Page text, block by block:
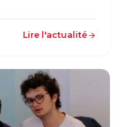
Lire l'actualité